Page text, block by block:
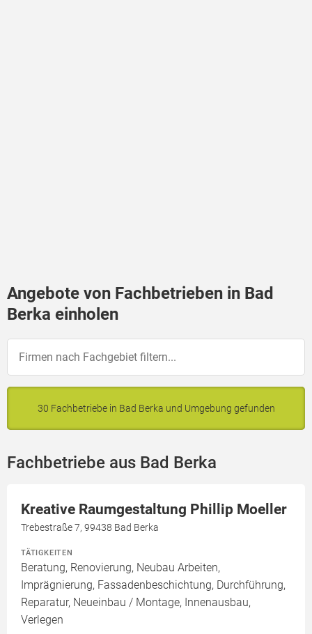
Angebote von Fachbetrieben in Bad
Berka einholen
30 Fachbetriebe in Bad Berka und Umgebung gefunden
Fachbetriebe aus Bad Berka
Kreative Raumgestaltung Phillip Moeller
Trebestraße 7, 99438 Bad Berka
TÄTIGKEITEN
Beratung, Renovierung, Neubau Arbeiten,
Imprägnierung, Fassadenbeschichtung, Durchführung,
Reparatur, Neueinbau / Montage, Innenausbau,
Verlegen